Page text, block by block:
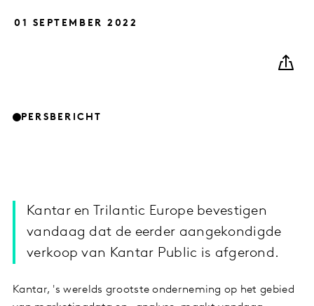
01 SEPTEMBER 2022
PERSBERICHT
Kantar en Trilantic Europe bevestigen
vandaag dat de eerder aangekondigde
verkoop van Kantar Public is afgerond.
Kantar, 's werelds grootste onderneming op het gebied